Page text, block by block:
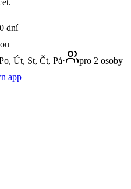
dní
Út, St, Čt, Pá·
pro 2 osoby
app